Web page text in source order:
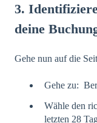
3.
deine
Gehe nun auf die
Gehe zu:
Wähle den
letzten 28